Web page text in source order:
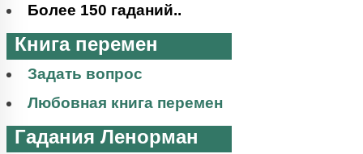
Более 150 гаданий..
Книга перемен
Задать вопрос
Любовная книга перемен
Гадания Ленорман